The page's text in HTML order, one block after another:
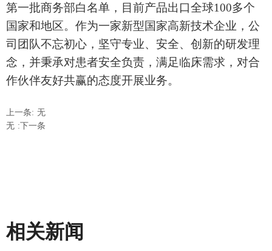
第一批商务部白名单，目前产品出口全球100多个
国家和地区。作为一家新型国家高新技术企业，公
司团队不忘初心，坚守专业、安全、创新的研发理
念，并秉承对患者安全负责，满足临床需求，对合
作伙伴友好共赢的态度开展业务。
上一条: 无
无 :下一条
相关新闻